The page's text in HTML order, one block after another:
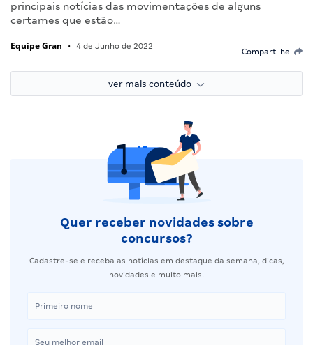
principais notícias das movimentações de alguns
certames que estão…
Equipe Gran • 4 de Junho de 2022
Compartilhe
ver mais conteúdo
Quer receber novidades sobre
concursos?
Cadastre-se e receba as notícias em destaque da semana, dicas,
novidades e muito mais.